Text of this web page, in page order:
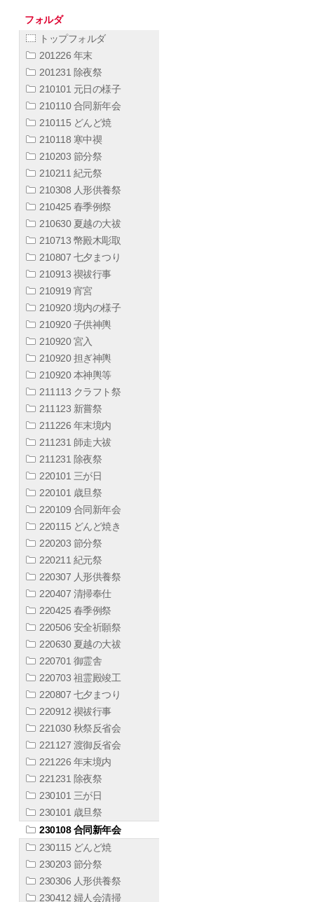
フォルダ
トップフォルダ
201226 年末
201231 除夜祭
210101 元日の様子
210110 合同新年会
210115 どんど焼
210118 寒中禊
210203 節分祭
210211 紀元祭
210308 人形供養祭
210425 春季例祭
210630 夏越の大祓
210713 幣殿木彫取
210807 七夕まつり
210913 禊祓行事
210919 宵宮
210920 境内の様子
210920 子供神輿
210920 宮入
210920 担ぎ神輿
210920 本神輿等
211113 クラフト祭
211123 新嘗祭
211226 年末境内
211231 師走大祓
211231 除夜祭
220101 三が日
220101 歳旦祭
220109 合同新年会
220115 どんど焼き
220203 節分祭
220211 紀元祭
220307 人形供養祭
220407 清掃奉仕
220425 春季例祭
220506 安全祈願祭
220630 夏越の大祓
220701 御霊舎
220703 祖霊殿竣工
220807 七夕まつり
220912 禊祓行事
221030 秋祭反省会
221127 渡御反省会
221226 年末境内
221231 除夜祭
230101 三が日
230101 歳旦祭
230108 合同新年会
230115 どんど焼
230203 節分祭
230306 人形供養祭
230412 婦人会清掃